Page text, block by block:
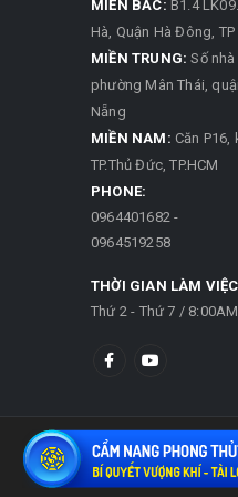
MIỀN BẮC: B1.4
Hà, Quận Hà Đông, TP
MIỀN TRUNG: Số
phường Mân Thái,
Nẵng
MIỀN NAM: Căn
TP.Thủ Đức, TP.HCM
PHONE:
0964401682 -
0964519258
THỜI GIAN LÀM
Thứ 2 - Thứ 7 /